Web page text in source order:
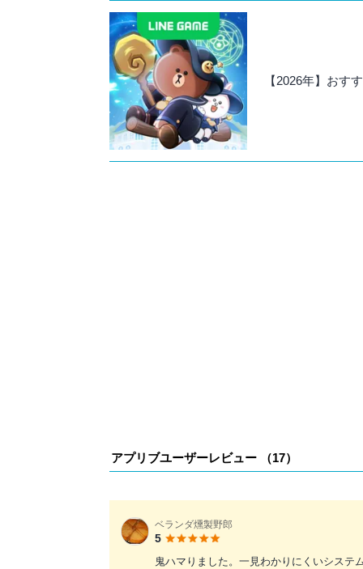
【2026年】おす
アプリブユーザーレビュー （17）
ベランダ燻製野郎
5
鬼ハマりました。一見わかりにくいシステ